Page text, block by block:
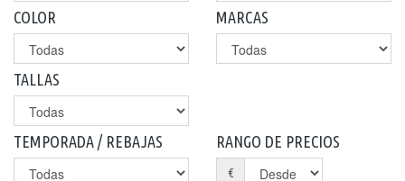
COLOR MARCAS
TALLAS
TEMPORADA / REBAJAS RANGO DE PRECIOS
€